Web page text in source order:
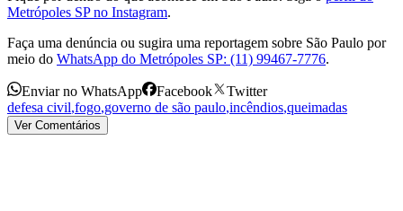
Metrópoles SP no Instagram.
Faça uma denúncia ou sugira uma reportagem sobre São Paulo por
meio do WhatsApp do Metrópoles SP: (11) 99467-7776.
Enviar no WhatsApp Facebook
Twitter
defesa civil,fogo,governo de são paulo,incêndios,queimadas
Ver Comentários